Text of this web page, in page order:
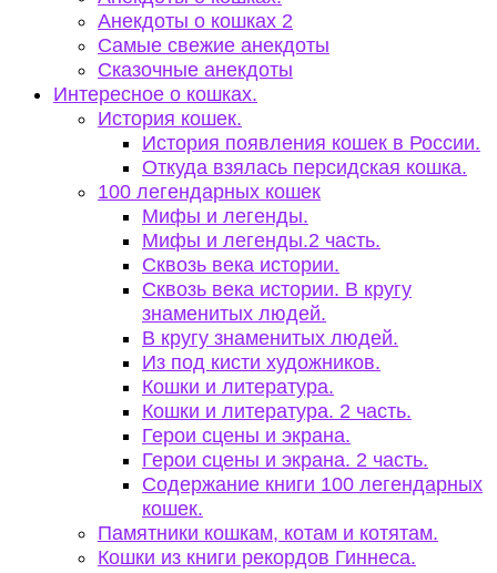
Анекдоты о кошках 2
Самые свежие анекдоты
Сказочные анекдоты
Интересное о кошках.
История кошек.
История появления кошек в России.
Откуда взялась персидская кошка.
100 легендарных кошек
Мифы и легенды.
Мифы и легенды.2 часть.
Сквозь века истории.
Сквозь века истории. В кругу
знаменитых людей.
В кругу знаменитых людей.
Из под кисти художников.
Кошки и литература.
Кошки и литература. 2 часть.
Герои сцены и экрана.
Герои сцены и экрана. 2 часть.
Содержание книги 100 легендарных
кошек.
Памятники кошкам, котам и котятам.
Кошки из книги рекордов Гиннеса.